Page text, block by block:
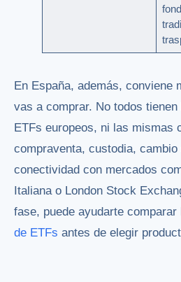
En España, además, conviene
vas a comprar. No todos
ETFs europeos, ni las mismas
compraventa, custodia,
conectividad con mercados
Italiana o London Stock
fase, puede ayudarte comparar
de ETFs antes de elegir